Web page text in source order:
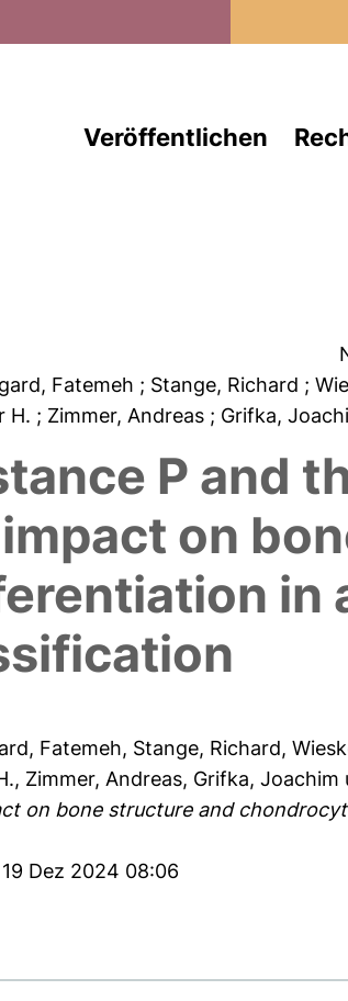
Veröffentlichen
Fatemeh ; Stange, Richard ;
H. ; Zimmer, Andreas ; Grifka,
P and
on
in
Fatemeh, Stange, Richard,
, Zimmer, Andreas, Grifka, Joachim
on bone structure and
Dez 2024 08:06